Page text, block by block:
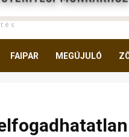
é s
FAIPAR MEGÚJULÓ